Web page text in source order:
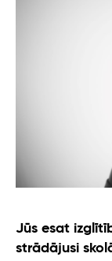
Jūs esat
strādājusi